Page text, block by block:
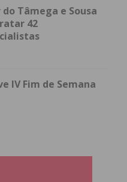
Tâmega e Sousa
42
IV Fim de Semana